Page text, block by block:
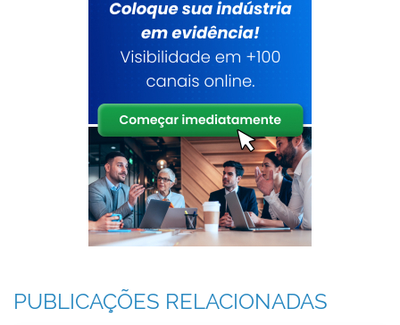
PUBLICAÇÕES RELACIONADAS